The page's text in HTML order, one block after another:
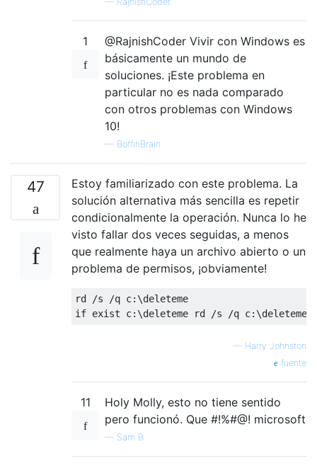
1
@RajnishCoder Vivir con Windows es
básicamente un mundo de
soluciones. ¡Este problema en
particular no es nada comparado
con otros problemas con Windows
10!
— BoffinBrain
47
Estoy familiarizado con este problema. La
solución alternativa más sencilla es repetir
condicionalmente la operación. Nunca lo he
visto fallar dos veces seguidas, a menos
que realmente haya un archivo abierto o un
problema de permisos, ¡obviamente!
rd /s /q c:\deleteme
— Harry Johnston
fuente
11
Holy Molly, esto no tiene sentido
pero funcionó. Que #!%#@! microsoft
— Sam B